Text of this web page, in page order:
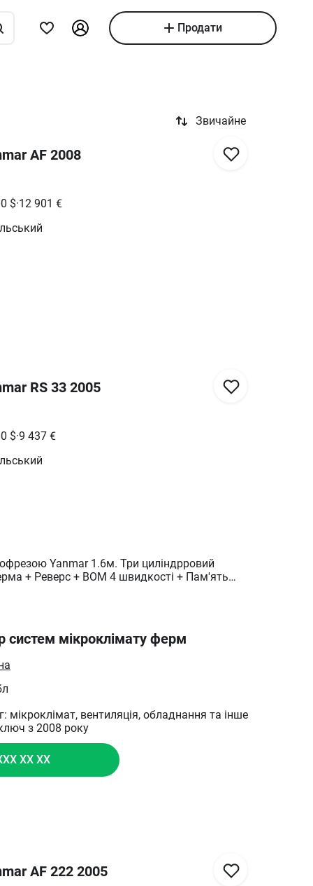
Продати
Звичайне
AF 2008
$·12 901 €
RS 33 2005
$·9 437 €
Yanmar 1.6м. Три циліндрровий
+ Реверс + ВОМ 4 швидкості + Пам'ять
коліс 1.15м Шини передні 8.R18 Шини
AF 222 2005
систем мікроклімату ферм
мікроклімат, вентиляція, обладнання та інше
з 2008 року
XX XX